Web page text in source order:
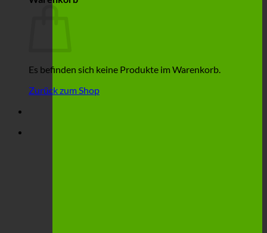
Es befinden sich keine Produkte im Warenkorb.
Zurück zum Shop